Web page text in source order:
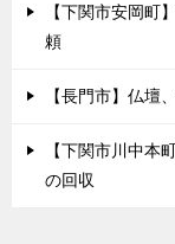
【下関市安岡町
頼
【長門市】仏
【下関市川中本
の回収